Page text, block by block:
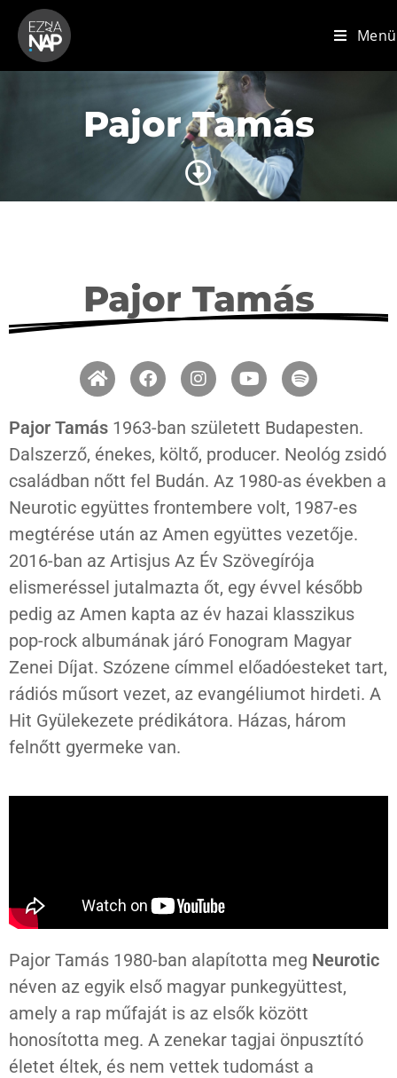
Menü
Pajor Tamás
Pajor Tamás
Pajor Tamás 1963-ban született Budapesten.
Dalszerző, énekes, költő, producer. Neológ zsidó
családban nőtt fel Budán. Az 1980-as években a
Neurotic együttes frontembere volt, 1987-es
megtérése után az Amen együttes vezetője.
2016-ban az Artisjus Az Év Szövegírója
elismeréssel jutalmazta őt, egy évvel később
pedig az Amen kapta az év hazai klasszikus
pop-rock albumának járó Fonogram Magyar
Zenei Díjat. Szózene címmel előadóesteket tart,
rádiós műsort vezet, az evangéliumot hirdeti. A
Hit Gyülekezete prédikátora. Házas, három
felnőtt gyermeke van.
Pajor Tamás 1980-ban alapította meg Neurotic
néven az egyik első magyar punkegyüttest,
amely a rap műfaját is az elsők között
honosította meg. A zenekar tagjai önpusztító
életet éltek, és nem vettek tudomást a